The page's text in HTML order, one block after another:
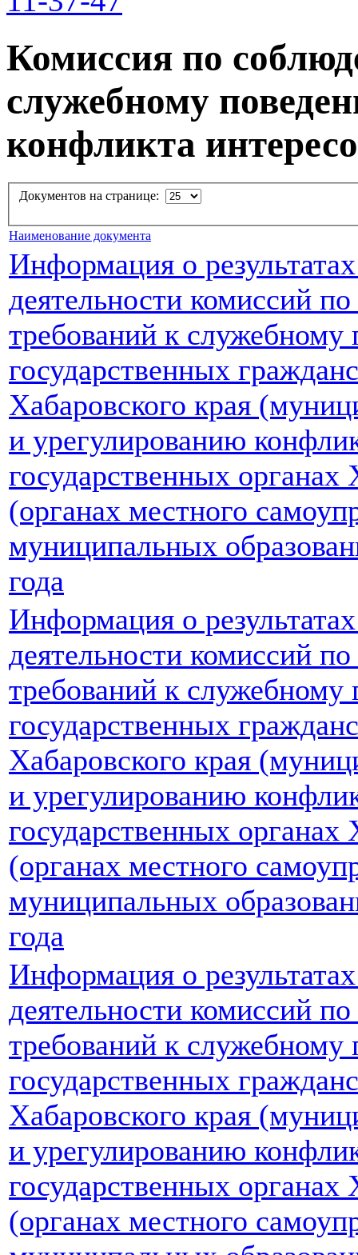
Комиссия по
служебному
конфликта
Документов на странице:
Наименование документа
Информация о
деятельности комиссий
требований к служебному
государственных
Хабаровского края
и урегулированию
государственных органах
(органах местного
муниципальных
года
Информация о
деятельности комиссий
требований к служебному
государственных
Хабаровского края
и урегулированию
государственных органах
(органах местного
муниципальных
года
Информация о
деятельности комиссий
требований к служебному
государственных
Хабаровского края
и урегулированию
государственных органах
(органах местного